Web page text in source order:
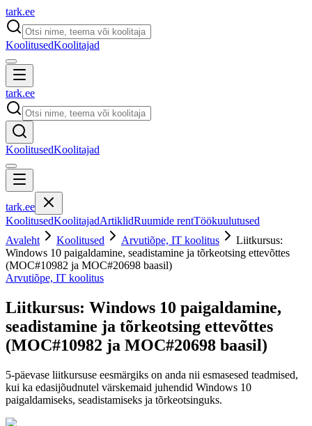
tark.ee
KoolitusedKoolitajad
tark.ee
KoolitusedKoolitajad
tark.ee
KoolitusedKoolitajadArtiklidRuumide rentTöökuulutused
Avaleht
Koolitused Arvutiõpe, IT koolitus
Liitkursus:
Windows 10 paigaldamine, seadistamine ja tõrkeotsing ettevõttes
(MOC#10982 ja MOC#20698 baasil)
Arvutiõpe, IT koolitus
Liitkursus: Windows 10 paigaldamine,
seadistamine ja tõrkeotsing ettevõttes
(MOC#10982 ja MOC#20698 baasil)
5-päevase liitkursuse eesmärgiks on anda nii esmasesed teadmised,
kui ka edasijõudnutel värskemaid juhendid Windows 10
paigaldamiseks, seadistamiseks ja tõrkeotsinguks.